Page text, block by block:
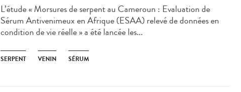
L’étude « Morsures de serpent au Cameroun : Evaluation de
Sérum Antivenimeux en Afrique (ESAA) relevé de données en
condition de vie réelle » a été lancée les...
SERPENT VENIN SÉRUM